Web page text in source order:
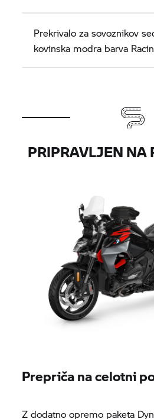
Prekrivalo za sovoznikov
kovinska modra barva
PRIPRAVLJEN NA
Prepriča na celotni
Z dodatno opremo paketa